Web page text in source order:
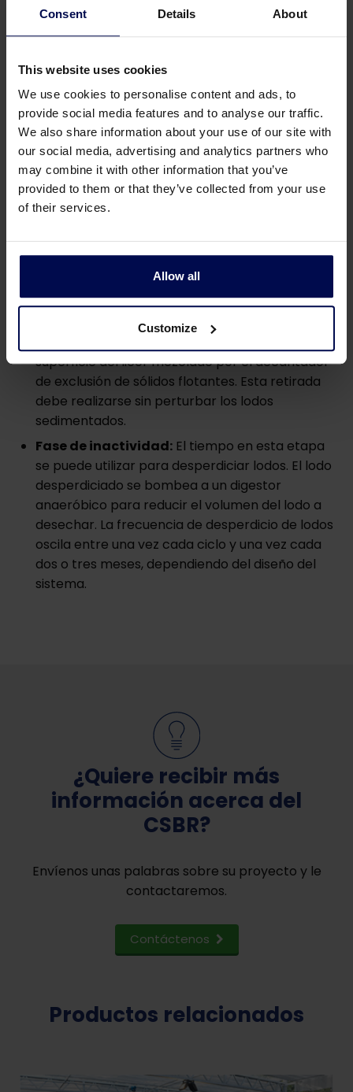
Consent Details About
This website uses cookies
We use cookies to personalise content and ads, to
provide social media features and to analyse our traffic.
We also share information about your use of our site with
our social media, advertising and analytics partners who
may combine it with other information that you’ve
provided to them or that they’ve collected from your use
of their services.
Allow all
Customize
puede bombearse o dejarse fluir por gravedad.
Reacción:Durante este período la aireación
continúa hasta que se consigue la
biodegradación completa de la DBO y el
nitrógeno.
Asentamiento:En esta etapa se interrumpe la
aireación y se produce la separación de los
sólidos, dejando un efluente claro y tratado por
período de clarificación no deben entrar ni salir
líquidos del tanque para evitar turbulencias en
Decantación:Este período se caracteriza por
la retirada del efluente tratado desde
superficie del licor mezclado por el decantador
de exclusión de sólidos flotantes. Esta retirada
debe realizarse sin perturbar los lodos
sedimentados.
Fase de inactividad: El tiempo en esta etapa
se puede utilizar para desperdiciar lodos. El lodo
desperdiciado se bombea a un digestor
anaeróbico para reducir el volumen del lodo a
desechar. La frecuencia de desperdicio de lodos
oscila entre una vez cada ciclo y una vez cada
dos o tres meses, dependiendo del diseño del
sistema.
¿Quiere recibir más
información acerca del
CSBR?
Envíenos unas palabras sobre su proyecto y le
contactaremos.
Contáctenos
Productos relacionados